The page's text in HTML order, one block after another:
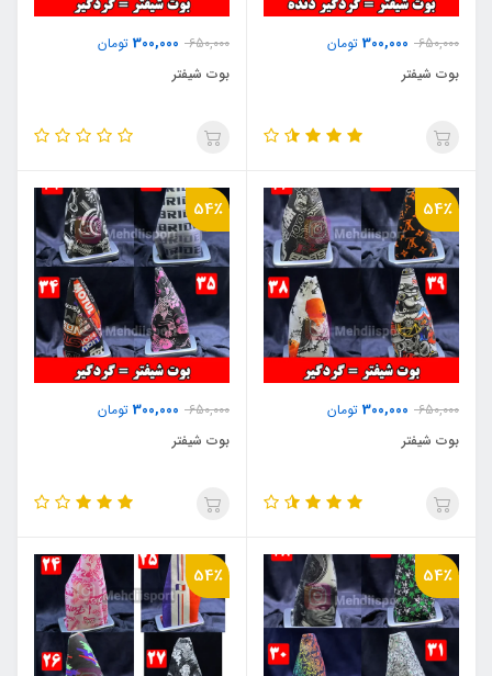
650,000
300,000 تومان
بوت شیفتر
650,000
300,000 تومان
بوت شیفتر
54٪
650,000
300,000 تومان
بوت شیفتر
54٪
650,000
300,000 تومان
بوت شیفتر
54٪ 54٪